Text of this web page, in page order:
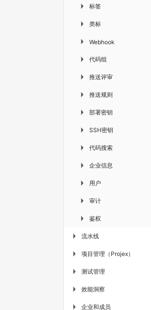
▶ 标签
▶ 类标
▶ Webhook
▶ 代码组
▶ 推送评审
▶ 推送规则
▶ 部署密钥
▶ SSH密钥
▶ 代码搜索
▶ 企业信息
▶ 用户
▶ 审计
▶ 鉴权
▶ 流水线
▶ 项目管理（Projex）
▶ 测试管理
▶ 效能洞察
▶ 企业和成员